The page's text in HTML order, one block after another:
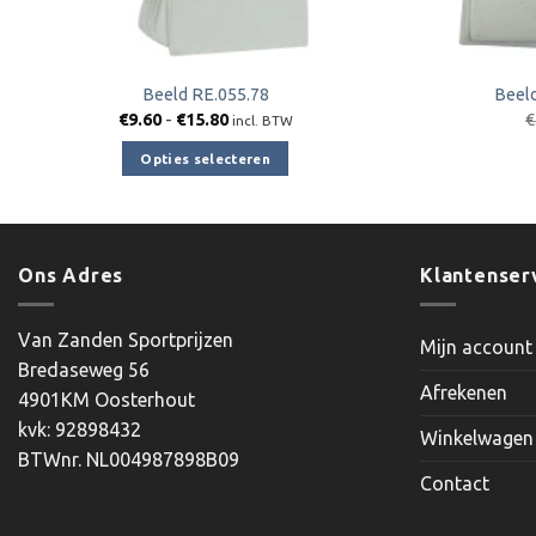
Beeld RE.055.78
€9.60 - €15.80Prijsklasse:
tot
€15.80
incl. BTW
Opties selecteren
optie
op
€
Ons Adres
Van Zanden Sportprijzen
Bredaseweg 56
4901KM Oosterhout
kvk: 92898432
BTWnr. NL004987898B09
Mijn account
Afrekenen
Winkelwagen
Contact